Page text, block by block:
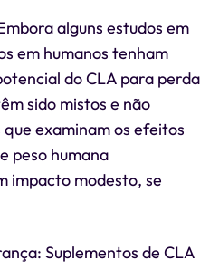
alguns estudos em
em humanos tenham
do CLA para perda
sido mistos e não
que examinam os efeitos
peso humana
impacto modesto, se
Suplementos de CLA